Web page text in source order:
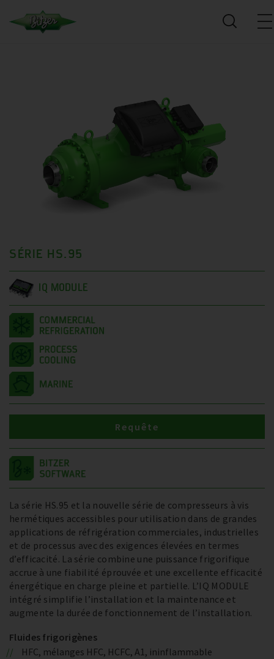
SÉRIE HS.95
IQ MODULE
La série HS.95 et la nouvelle série de compresseurs à vis
hermétiques accessibles pour utilisation dans de grandes
applications de réfrigération commerciales, industrielles
et de processus avec des exigences élevées en termes
d’efficacité. La série combine une puissance frigorifique
accrue à une fiabilité éprouvée et une excellente efficacité
énergétique en charge pleine et partielle. L’IQ MODULE
intégré simplifie l’installation et la maintenance et
augmente la durée de fonctionnement de l’installation.
Fluides frigorigènes
HFC, mélanges HFC, HCFC, A1, ininflammable
Requête